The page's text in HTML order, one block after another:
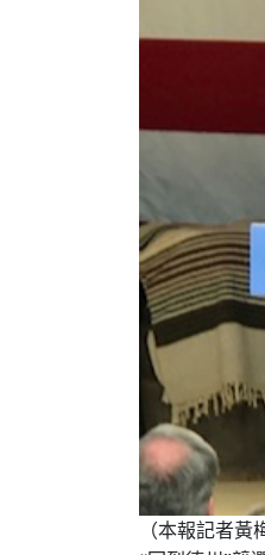
（本報記者